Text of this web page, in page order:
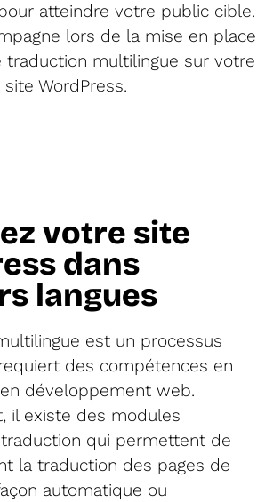
atteindre votre public cible.
lors de la mise en place
traduction multilingue sur votre
site WordPress.
votre site
dans
langues
est un processus
des compétences en
développement web.
il existe des modules
qui permettent de
la traduction des pages de
automatique ou